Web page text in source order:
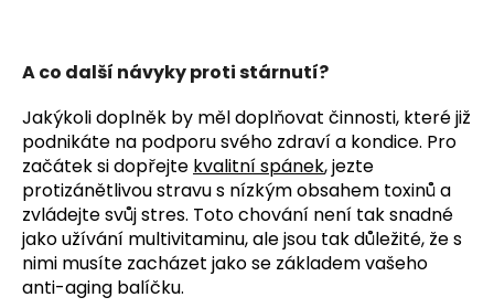
A co další návyky proti stárnutí?
Jakýkoli doplněk by měl doplňovat činnosti, které již
podnikáte na podporu svého zdraví a kondice. Pro
začátek si dopřejte kvalitní spánek, jezte
protizánětlivou stravu s nízkým obsahem toxinů a
zvládejte svůj stres. Toto chování není tak snadné
jako užívání multivitaminu, ale jsou tak důležité, že s
nimi musíte zacházet jako se základem vašeho
anti-aging balíčku.